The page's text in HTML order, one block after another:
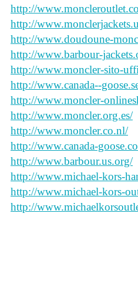
http://
http://
http://www.doudoune-
http://www.barbour-
http://www.moncler-sito-
http://www.canada--
http://www.moncler-
http://www.moncler.org.es/
http://www.moncler.co.nl/
http://www.canada-
http://www.barbour.us.org/
http://www.michael-kors-
http://www.michael-kors-
http://